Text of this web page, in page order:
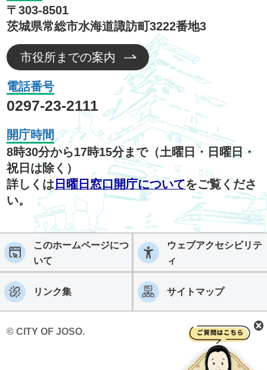
〒303-8501
茨城県常総市水海道諏訪町3222番地3
市役所までの案内
電話番号
0297-23-2111
開庁時間
8時30分から17時15分まで（土曜日・日曜日・
祝日は除く）
詳しくは 日曜日窓口開庁についてをご覧くださ
い。
このホームページにつ
いて
ウェブアクセシビリテ
ィ
リンク集 サイトマップ
© CITY OF JOSO.